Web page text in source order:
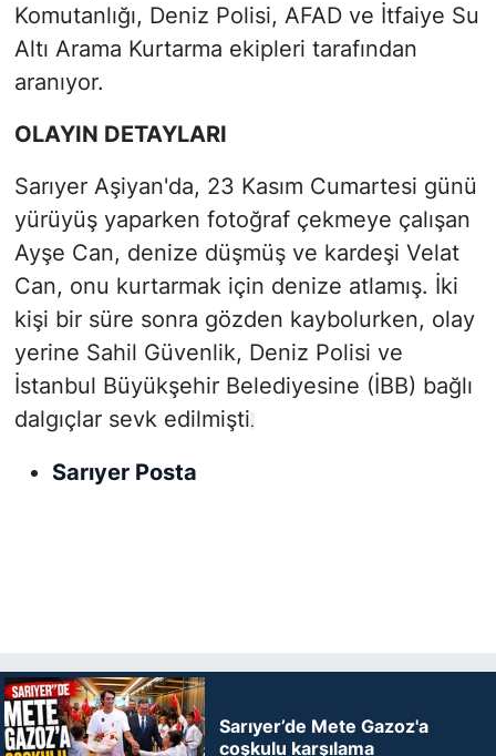
Komutanlığı, Deniz Polisi, AFAD ve İtfaiye Su
Altı Arama Kurtarma ekipleri tarafından
aranıyor.
OLAYIN DETAYLARI
Sarıyer Aşiyan'da, 23 Kasım Cumartesi günü
yürüyüş yaparken fotoğraf çekmeye çalışan
Ayşe Can, denize düşmüş ve kardeşi Velat
Can, onu kurtarmak için denize atlamış. İki
kişi bir süre sonra gözden kaybolurken, olay
yerine Sahil Güvenlik, Deniz Polisi ve
İstanbul Büyükşehir Belediyesine (İBB) bağlı
dalgıçlar sevk edilmişti.
Sarıyer Posta
Sarıyer’de Mete Gazoz'a
coşkulu karşılama